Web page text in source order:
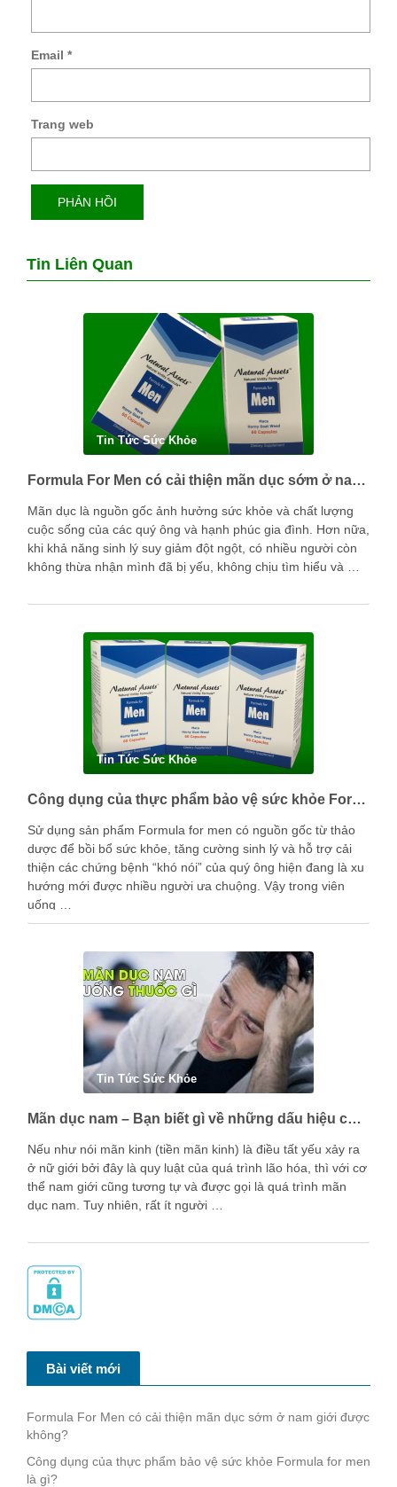
Email *
Trang web
Tin Liên Quan
Tin Tức Sức Khỏe
Formula For Men có cải thiện mãn dục sớm ở nam giới được không?
Mãn dục là nguồn gốc ảnh hưởng sức khỏe và chất lượng
cuộc sống của các quý ông và hạnh phúc gia đình. Hơn nữa,
khi khả năng sinh lý suy giảm đột ngột, có nhiều người còn
không thừa nhận mình đã bị yếu, không chịu tìm hiểu và …
Tin Tức Sức Khỏe
Công dụng của thực phẩm bảo vệ sức khỏe Formula for men là gì?
Sử dụng sản phẩm Formula for men có nguồn gốc từ thảo
dược để bồi bổ sức khỏe, tăng cường sinh lý và hỗ trợ cải
thiện các chứng bệnh “khó nói” của quý ông hiện đang là xu
hướng mới được nhiều người ưa chuộng. Vậy trong viên
uống …
Tin Tức Sức Khỏe
Mãn dục nam – Bạn biết gì về những dấu hiệu của nam giới trong giai đoạn này?
Nếu như nói mãn kinh (tiền mãn kinh) là điều tất yếu xảy ra
ở nữ giới bởi đây là quy luật của quá trình lão hóa, thì với cơ
thể nam giới cũng tương tự và được gọi là quá trình mãn
dục nam. Tuy nhiên, rất ít người …
Bài viết mới
Formula For Men có cải thiện mãn dục sớm ở nam giới được
không?
Công dụng của thực phẩm bảo vệ sức khỏe Formula for men
là gì?